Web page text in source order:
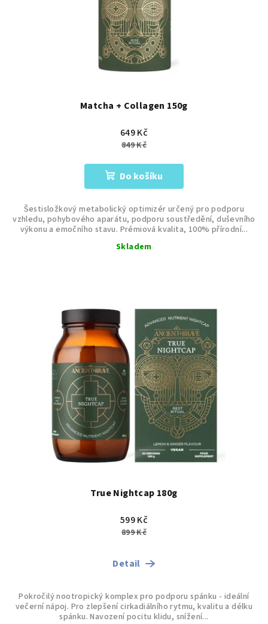
Matcha + Collagen 150g
649 Kč
849 Kč
Do košíku
Šestisložkový metabolický optimizér určený pro podporu
vzhledu, pohybového aparátu, podporu soustředění, duševního
výkonu a emočního stavu. Prémiová kvalita, 100% přírodní...
Skladem
True Nightcap 180g
599 Kč
899 Kč
Detail
Pokročilý nootropický komplex pro podporu spánku - ideální
večerní nápoj. Pro zlepšení cirkadiálního rytmu, kvalitu a délku
spánku. Navození pocitu klidu, snížení...